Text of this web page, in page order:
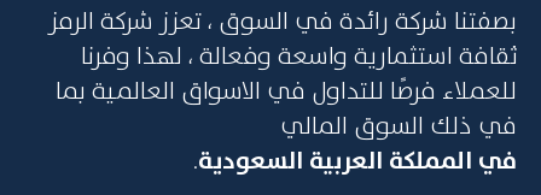
بصفتنا شركة رائدة في السوق ، تعزز شركة الرمز
ثقافة استثمارية واسعة وفعالة ، لهذا وفرنا
للعملاء فرصًا للتداول في الاسواق العالمية بما
في ذلك السوق المالي
في المملكة العربية السعودية.